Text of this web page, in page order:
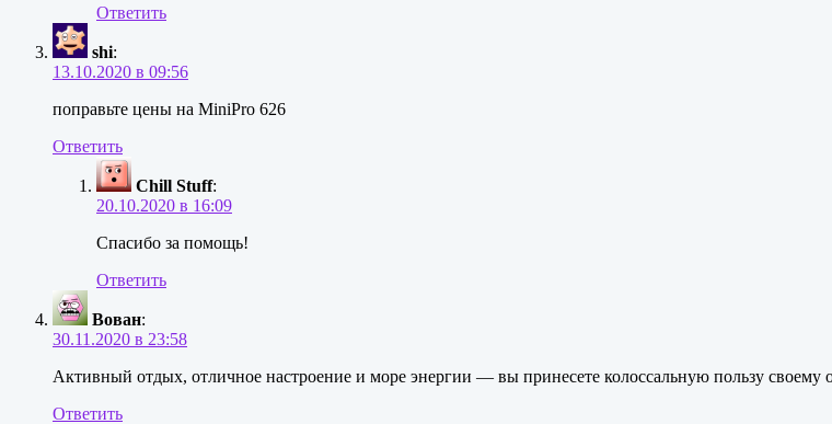
Ответить
shi:
13.10.2020 в 09:56
поправьте цены на MiniPro 626
Ответить
Chill Stuff:
20.10.2020 в 16:09
Спасибо за помощь!
Ответить
Вован:
30.11.2020 в 23:58
Активный отдых, отличное настроение и море энергии — вы принесете колоссальную пользу своему
Ответить